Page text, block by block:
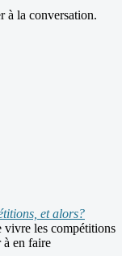
à la conversation.
et alors?
vivre les compétitions
à en faire